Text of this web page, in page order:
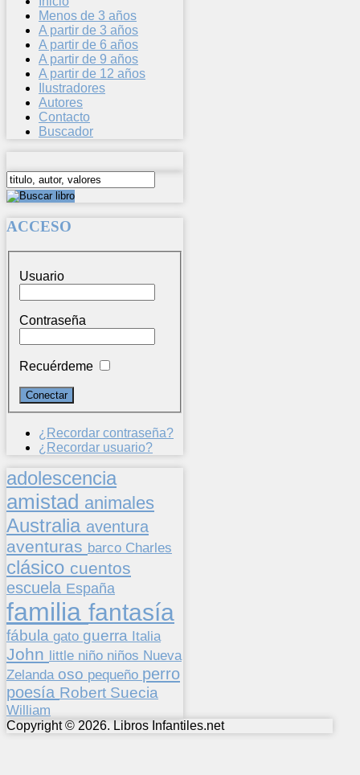
Menos de 3 años
A partir de 3 años
A partir de 6 años
A partir de 9 años
A partir de 12 años
Ilustradores
Autores
Contacto
Buscador
ACCESO
Usuario
Contraseña
Recuérdeme
¿Recordar contraseña?
¿Recordar usuario?
adolescencia
amistad animales
Australia aventura
aventuras barco Charles
clásico cuentos
escuela España
familia fantasía
fábula gato guerra Italia
John little niño niños Nueva
Zelanda oso pequeño perro
poesía Robert Suecia
William
Copyright © 2026. Libros Infantiles.net